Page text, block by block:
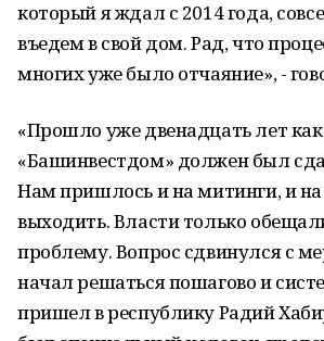
который я ждал с 2014 года,
въедем в свой дом. Рад, что
многих уже было отчаяние», -
«Прошло уже двенадцать лет
«Башинвестдом» должен был
Нам пришлось и на митинги, и
выходить. Власти только
проблему. Вопрос сдвинулся с
начал решаться пошагово и
пришел в республику Радий